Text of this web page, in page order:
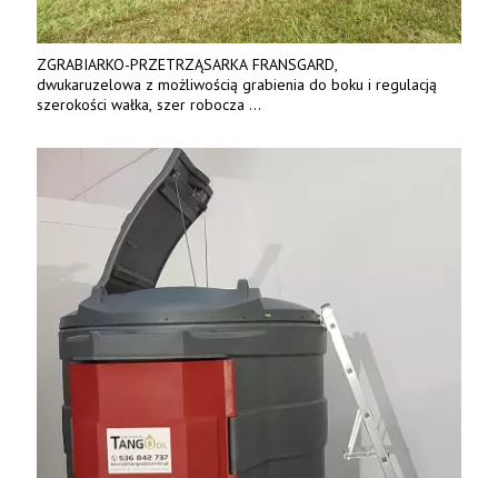
ZGRABIARKO-PRZETRZĄSARKA FRANSGARD,
dwukaruzelowa z możliwością grabienia do boku i regulacją
szerokości wałka, szer robocza
Tel. 606 211 056, 507 158 699.